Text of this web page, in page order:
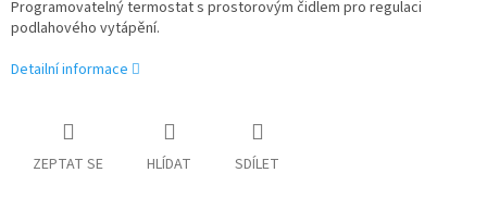
Programovatelný termostat s prostorovým čidlem pro regulaci
podlahového vytápění.
Detailní informace
ZEPTAT SE HLÍDAT SDÍLET